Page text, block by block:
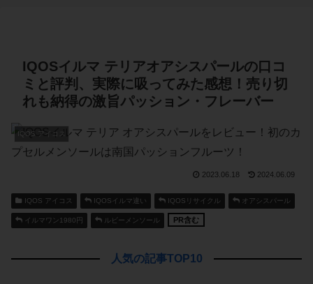
IQOSイルマ テリアオアシスパールの口コ
ミと評判、実際に吸ってみた感想！売り切
れも納得の激旨パッション・フレーバー
IQOS アイコス
2023.06.18 2024.06.09
IQOS アイコス IQOSイルマ違い IQOSリサイクル オアシスパール
イルマワン1980円 ルビーメンソール PR含む
人気の記事TOP10